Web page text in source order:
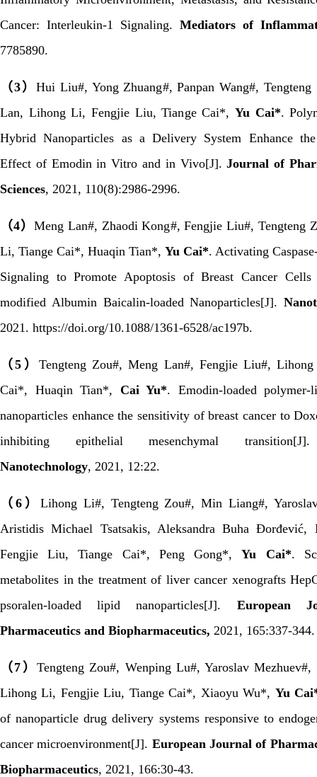
Cancer: Interleukin-1 Signaling. Mediators of
7785890.
（3） Hui Liu#, Yong Zhuang#, Panpan Wang#,
Lan, Lihong Li, Fengjie Liu, Tiange Cai*, Yu Cai*.
Hybrid Nanoparticles as a Delivery System Enhance
Effect of Emodin in Vitro and in Vivo[J]. Journal of
Sciences, 2021 , 110(8):2986-2996.
（4） Meng Lan#, Zhaodi Kong#, Fengjie Liu#, Tengteng
Li, Tiange Cai*, Huaqin Tian*, Yu Cai*. Activating
Signaling to Promote Apoptosis of Breast Cancer
modified Albumin Baicalin-loaded Nanoparticles[J].
2021. https://doi.org/10.1088/1361-6528/ac197b.
（5 ） Tengteng Zou#, Meng Lan#, Fengjie Liu#,
Cai*, Huaqin Tian*, Cai Yu*. Emodin-loaded
nanoparticles enhance the sensitivity of breast cancer to
inhibiting epithelial mesenchymal
Nanotechnology, 2021, 12:22.
（ 6） Lihong Li#, Tengteng Zou#, Min Liang#,
Aristidis Michael Tsatsakis, Aleksandra Buha Đorđević,
Fengjie Liu, Tiange Cai*, Peng Gong*,Yu Cai*.
metabolites in the treatment of liver cancer xenografts
psoralen-loaded lipid nanoparticles[J]. European
Pharmaceutics and Biopharmaceutics, 2021, 165:337-344.
（ 7 ） Tengteng Zou#, Wenping Lu#, Yaroslav Mezhuev#,
Lihong Li, Fengjie Liu, Tiange Cai*, Xiaoyu Wu*, Yu Cai
of nanoparticle drug delivery systems responsive to
cancer microenvironment[J]. European Journal of
Biopharmaceutics, 2021 , 166:30-43.